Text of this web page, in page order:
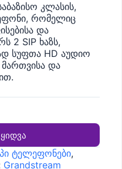
კლასის,
რომელიც
და
2 SIP ხაზს,
სუფთა HD აუდიო
მართვისა და
ყიდვა
ტელეფონები,
Grandstream